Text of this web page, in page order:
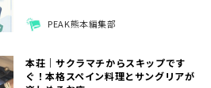
PEAK熊本編集部
本荘｜サクラマチからスキップです
ぐ！本格スペイン料理とサングリアが